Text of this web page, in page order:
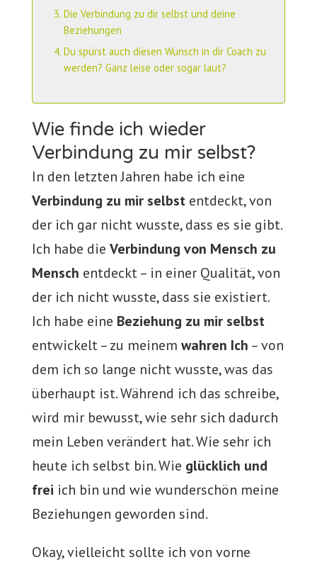
Die Verbindung zu dir selbst und deine
Beziehungen
Du spürst auch diesen Wunsch in dir Coach zu
werden? Ganz leise oder sogar laut?
Wie finde ich wieder
Verbindung zu mir selbst?
In den letzten Jahren habe ich eine
Verbindung zu mir selbstentdeckt, von
der ich gar nicht wusste, dass es sie gibt.
Ich habe die Verbindung von Mensch zu
Mensch entdeckt – in einer Qualität, von
der ich nicht wusste, dass sie existiert.
Ich habe eine Beziehung zu mir selbst
entwickelt – zu meinem wahren Ich – von
dem ich so lange nicht wusste, was das
überhaupt ist. Während ich das schreibe,
wird mir bewusst, wie sehr sich dadurch
mein Leben verändert hat. Wie sehr ich
heute ich selbst bin. Wie glücklich und
frei ich bin und wie wunderschön meine
Beziehungen geworden sind.
Okay, vielleicht sollte ich von vorne